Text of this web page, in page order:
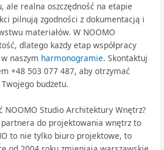
ale realna oszczędność na etapie
pilnują zgodności z dokumentacją i
materiałów. W NOOMO
dlatego każdy etap współpracy
naszym harmonogramie. Skontaktuj
+48 503 077 487, aby otrzymać
budżetu.
NOOMO Studio Architektury Wnętrz?
do projektowania wnętrz to
to nie tylko biuro projektowe, to